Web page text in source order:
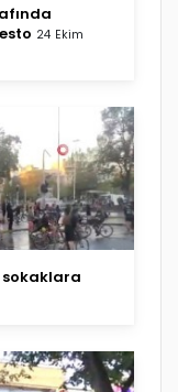
24 Ekim